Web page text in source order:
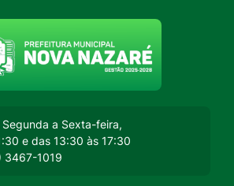
menu principal
Segunda a Sexta-feira,
e das 13:30 às 17:30
3467-1019